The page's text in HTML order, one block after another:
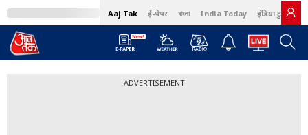
Aaj Tak ई-पेपर বাংলা India Today इंडिया टुडे हिंदी
ADVERTISEMENT